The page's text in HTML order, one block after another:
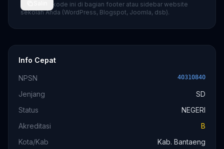
💡 Tempel kode ini di bagian footer atau sidebar website
sekolah Anda (WordPress, Blogspot, Joomla, dsb).
Info Cepat
NPSN 40310840
Jenjang
SD
Status
NEGERI
Akreditasi
B
Kota/Kab
Kab. Bantaeng